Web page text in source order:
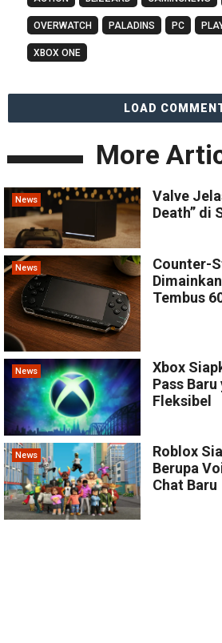
OVERWATCH PALADINS PC
XBOX ONE
LOAD
More
News
Valve
Death” di
News
Counter-
Tembus
News
Xbox
Pass
Fleksibel
News
Roblox
Berupa
Chat Baru